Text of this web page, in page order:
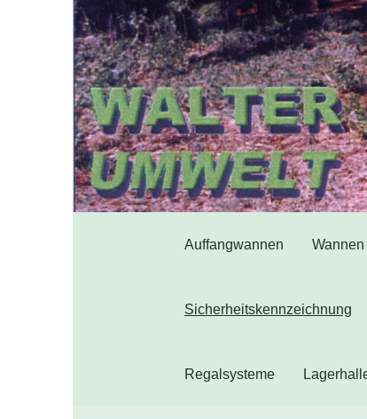
Auffangwannen
Sicherheitskennzeichnung
Regalsysteme